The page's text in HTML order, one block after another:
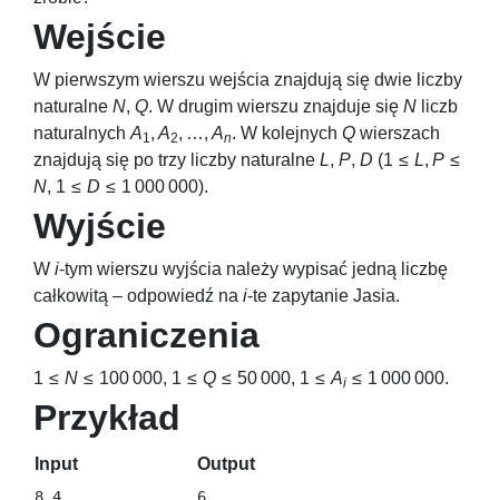
Wejście
W pierwszym wierszu wejścia znajdują się dwie liczby
naturalne N, Q. W drugim wierszu znajduje się N liczb
naturalnych A1 , A2, …, An. W kolejnych Q wierszach
znajdują się po trzy liczby naturalne L, P, D (1 ≤ L, P ≤
N, 1 ≤ D ≤ 1 000 000).
Wyjście
W i-tym wierszu wyjścia należy wypisać jedną liczbę
całkowitą – odpowiedź na i-te zapytanie Jasia.
Ograniczenia
1 ≤ N ≤ 100 000, 1 ≤ Q ≤ 50 000, 1 ≤ Ai ≤ 1 000 000.
Przykład
Input Output
8 4 6